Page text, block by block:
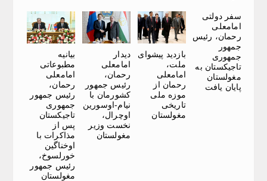
سفر دولتی
امامعلی
رحمان، رئیس
جمهور
جمهوری
تاجیکستان به
مغولستان
پایان یافت
بازدید پیشوای
ملت،
امامعلی
رحمان از
موزه ملی
تاریخی
مغولستان
دیدار
امامعلی
رحمان،
رئیس جمهور
کشورمان با
نیام-اوسورین
اوچرال،
نخست وزیر
مغولستان
بیانیه
مطبوعاتی
امامعلی
رحمان،
رئیس جمهور
جمهوری
تاجیکستان
پس از
مذاکرات با
اوخناگین
خورلسوخ،
رئیس جمهور
مغولستان